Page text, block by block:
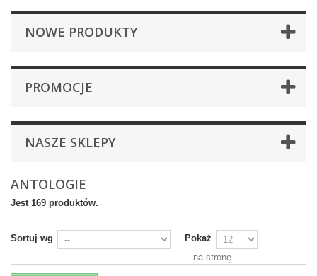
NOWE PRODUKTY
PROMOCJE
NASZE SKLEPY
ANTOLOGIE
Jest 169 produktów.
Sortuj wg
Pokaż
na stronę